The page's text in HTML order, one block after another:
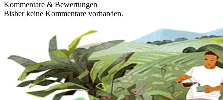
Kommentare & Bewertungen
Bisher keine Kommentare vorhanden.